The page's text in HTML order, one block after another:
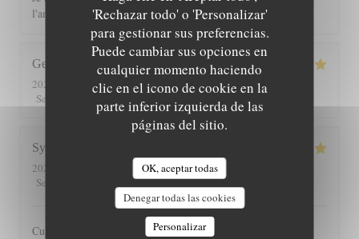
'Rechazar todo' o 'Personalizar'
para gestionar sus preferencias.
Puede cambiar sus opciones en
cualquier momento haciendo
clic en el icono de cookie en la
parte inferior izquierda de las
páginas del sitio.
OK, aceptar todas
Denegar todas las cookies
Personalizar
l'ambiance chaleureuse et le cadre
George
2026-07-30
- 13:00 - Invitados 2
Servicio
/5 : 5/5 5 /5 Calidad / Precio
Sylvain
2026-07-25
- 20:30 - Invitados 3
Servicio
Ambiente:5/5 Menú:5/5 Calidad / Precio
Cuisine toujours très bonne dans un cadre agréable